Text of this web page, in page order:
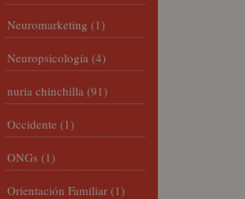
Neuromarketing (1)
Neuropsicología (4)
nuria chinchilla (91)
Occidente (1)
ONGs (1)
Orientación Familiar (1)